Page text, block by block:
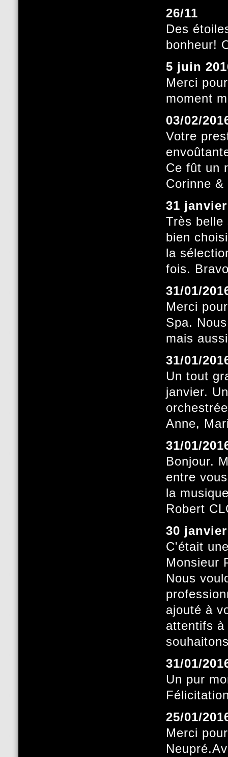
26/11
Des
bonheur!
5 juin
Merci
moment
03/02/
Votre
Ce fût un
Corinne
31
Très belle
bien
la
fois.
31/01/
Merci
Spa.
mais
31/01/
Un tout
janvier.
Anne,
31/01/
Bonjour.
entre
la
Robert
30
C'était
Monsieur
Nous
ajouté à
attentifs à
31/01/
Un pur
25/01/
Merci